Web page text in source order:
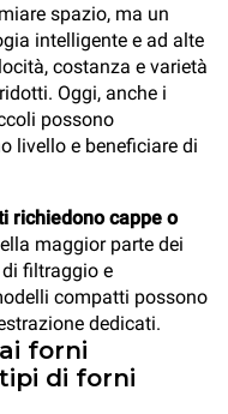
spazio, ma un
intelligente e ad alte
costanza e varietà
Oggi, anche i
possono
livello e beneficiare di
richiedono cappe o
maggior parte dei
filtraggio e
compatti possono
dedicati.
forni
di forni